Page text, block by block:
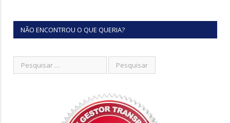
NÃO ENCONTROU O QUE QUERIA?